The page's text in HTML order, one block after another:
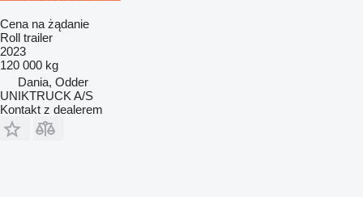
Cena na żądanie
Roll trailer
2023
120 000 kg
Dania, Odder
UNIKTRUCK A/S
Kontakt z dealerem